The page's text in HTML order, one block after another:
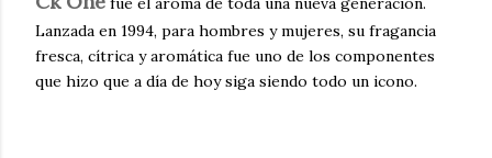
Lanzada en 1994, para hombres y mujeres, su fragancia
fresca, cítrica y aromática fue uno de los componentes
que hizo que a día de hoy siga siendo todo un icono.